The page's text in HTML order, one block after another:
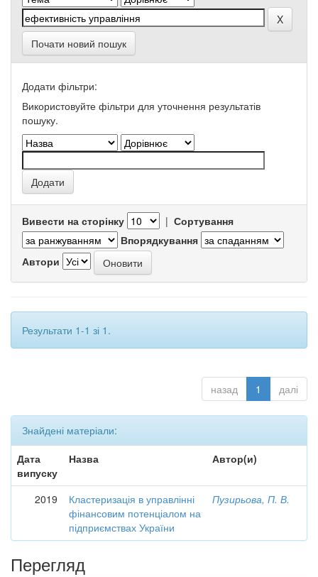
Почати новий пошук
Додати фільтри:
Використовуйте фільтри для уточнення результатів
пошуку.
Вивести на сторінку | Сортування
Впорядкування
Автори
Результати 1-1 зі 1.
назад 1 далі
Знайдені матеріали:
Дата
випуску
Назва Автор(и)
2019
Кластеризація в управлінні
фінансовим потенціалом на
підприємствах України
Пузирьова, П. В.
Перегляд